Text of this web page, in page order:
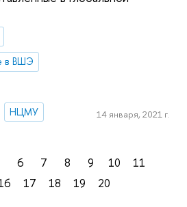
в ВШЭ
НЦМУ 14 января, 2021 г.
6 7 8 9 10
11
17 18 19 20